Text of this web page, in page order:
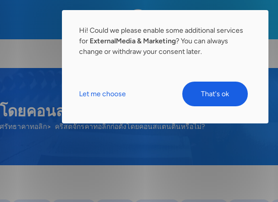
ยคอนสแตนตินหรือไม่?
รัทธาคาทอลิก คริสตจักรคาทอลิกก่อตั้งโดยคอนสแตนตินหรือไม่?
Hi! Could we please enable some additional services
for ExternalMedia & Marketing? You can always
change or withdraw your consent later.
Let me choose That's ok